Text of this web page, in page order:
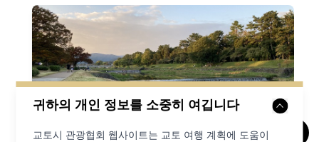
귀하의 개인 정보를 소중히 여깁니다
교토시 관광협회 웹사이트는 교토 여행 계획에 도움이